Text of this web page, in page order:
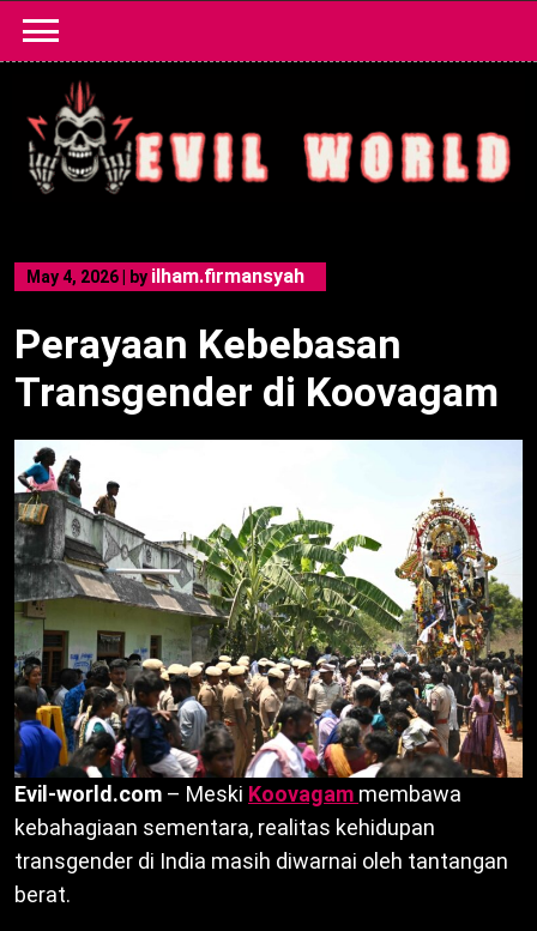
content
May 4, 2026 by ilham.firmansyah
Perayaan Kebebasan
Transgender di Koovagam
Evil-world.com – Meski Koovagam membawa
kebahagiaan sementara, realitas kehidupan
transgender di India masih diwarnai oleh tantangan
berat.